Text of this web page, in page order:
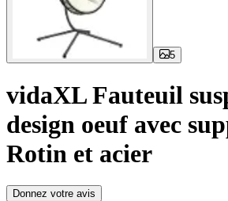
5
vidaXL Fauteuil
design oeuf avec
Rotin et acier
Donnez votre avis